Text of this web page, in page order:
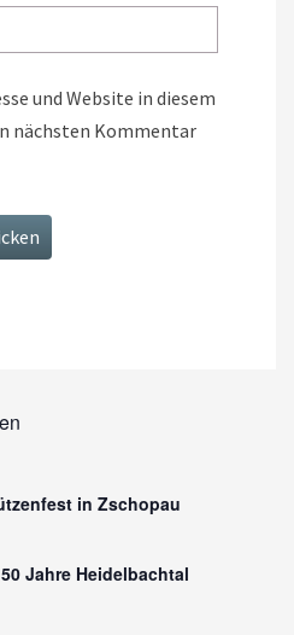
und Website in diesem
nächsten Kommentar
in Zschopau
Jahre Heidelbachtal